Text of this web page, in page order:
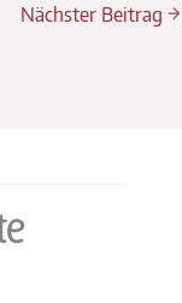
Nächster Beitrag →